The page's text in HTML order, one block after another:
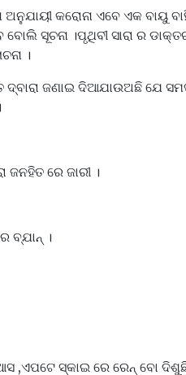
କରୋନା ଏବେ ଏକ ବାୟୁ
ସୂଚନା ।ପୃଥିବୀ ସାରା ର
।
ଜଣାଇ ଦିଆଯାଉଅଛି ଯେ
ଜନହିତ ରେ ଜାରୀ ।
ବ୍ଯାନ୍ ।
,ଏପଟେ ସ୍କାଇ ରେ ରେନ୍ ବୋ